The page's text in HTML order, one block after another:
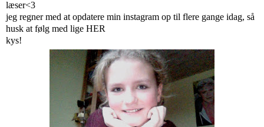
læser<3
jeg regner med at opdatere min instagram op til flere gange idag, så
husk at følg med lige HER
kys!